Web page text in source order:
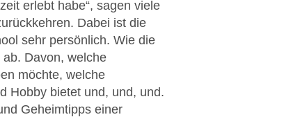
erlebt habe“, sagen viele
Dabei ist die
sehr persönlich. Wie die
Davon, welche
möchte, welche
Hobby bietet und, und, und.
Geheimtipps einer